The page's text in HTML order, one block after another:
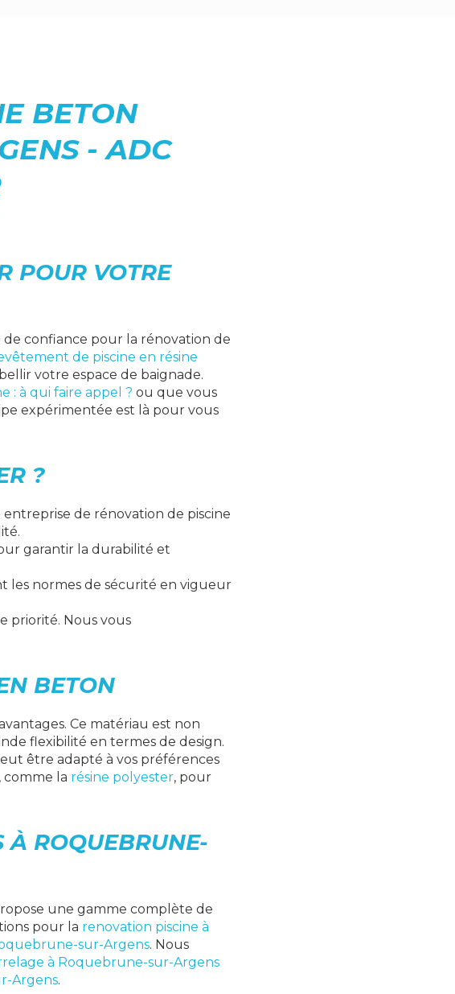
BETON
- ADC
POUR VOTRE
confiance pour la rénovation de
de piscine en résine
votre espace de baignade.
: à qui faire appel ? ou que vous
expérimentée est là pour vous
?
entreprise de rénovation de piscine
garantir la durabilité et
les normes de sécurité en vigueur
priorité. Nous vous
BETON
Ce matériau est non
flexibilité en termes de design.
être adapté à vos préférences
comme la résine polyester, pour
À ROQUEBRUNE-
une gamme complète de
pour la renovation piscine à
sur-Argens. Nous
à Roquebrune-sur-Argens
Argens.